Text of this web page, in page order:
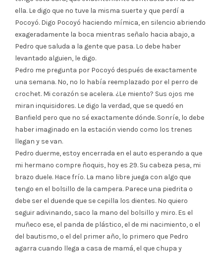
ella. Le digo que no tuve la misma suerte y que perdí a
Pocoyó. Digo Pocoyó haciendo mímica, en silencio abriendo
exageradamente la boca mientras señalo hacia abajo, a
Pedro que saluda a la gente que pasa. Lo debe haber
levantado alguien, le digo.
Pedro me pregunta por Pocoyó después de exactamente
una semana. No, no lo había reemplazado por el perro de
crochet. Mi corazón se acelera. ¿Le miento? Sus ojos me
miran inquisidores. Le digo la verdad, que se quedó en
Banfield pero que no sé exactamente dónde. Sonríe, lo debe
haber imaginado en la estación viendo como los trenes
llegan y se van.
Pedro duerme, estoy encerrada en el auto esperando a que
mi hermano compre ñoquis, hoy es 29. Su cabeza pesa, mi
brazo duele. Hace frío. La mano libre juega con algo que
tengo en el bolsillo de la campera. Parece una piedrita o
debe ser el duende que se cepilla los dientes. No quiero
seguir adivinando, saco la mano del bolsillo y miro. Es el
muñeco ese, el panda de plástico, el de mi nacimiento, o el
del bautismo, o el del primer año, lo primero que Pedro
agarra cuando llega a casa de mamá, el que chupa y